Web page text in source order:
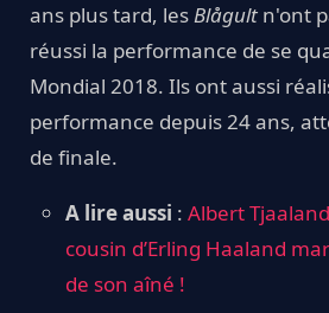
ans plus tard, lesBlågult n'ont
réussi la performance de se
Mondial 2018. Ils ont aussi
performance depuis 24 ans,
de finale.
A lire aussi : Albert
cousin d’Erling Haaland
de son aîné !